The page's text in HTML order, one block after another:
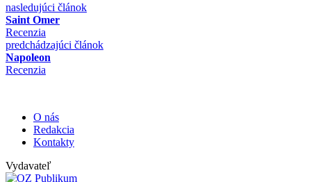
nasledujúci článok
Saint Omer
Recenzia
predchádzajúci článok
Napoleon
Recenzia
O nás
Redakcia
Kontakty
Vydavateľ